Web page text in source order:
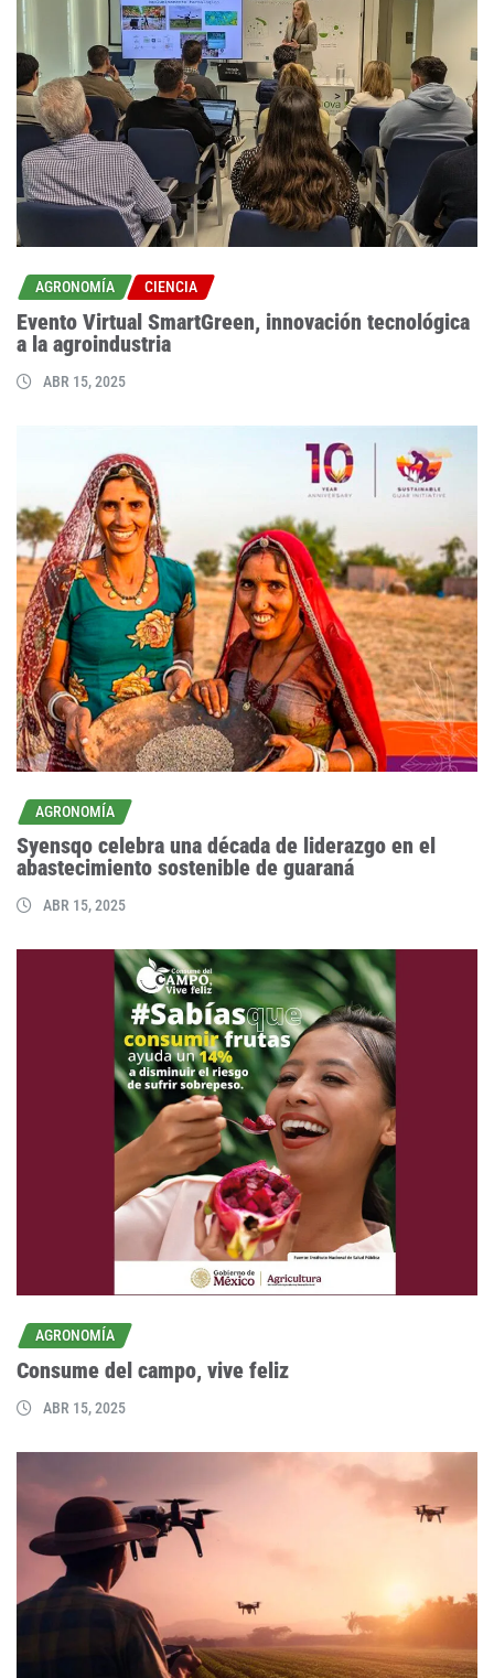
AGRONOMÍA CIENCIA
Evento Virtual SmartGreen, innovación tecnológica
a la agroindustria
ABR 15, 2025
AGRONOMÍA
Syensqo celebra una década de liderazgo en el
abastecimiento sostenible de guaraná
ABR 15, 2025
AGRONOMÍA
Consume del campo, vive feliz
ABR 15, 2025